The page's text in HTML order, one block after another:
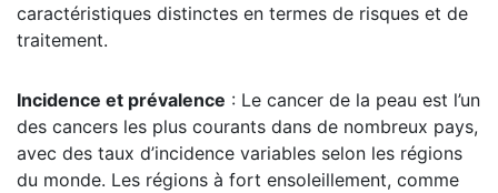
caractéristiques distinctes en termes de risques et de
traitement.
Incidence et prévalence : Le cancer de la peau est l’un
des cancers les plus courants dans de nombreux pays,
avec des taux d’incidence variables selon les régions
du monde. Les régions à fort ensoleillement, comme